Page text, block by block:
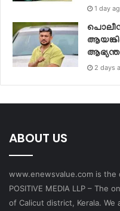
1 day
2 days
ABOUT US
www.enewsvalue.com is
POSITIVE MEDIA LLP – The
of Calicut district, Kerala.